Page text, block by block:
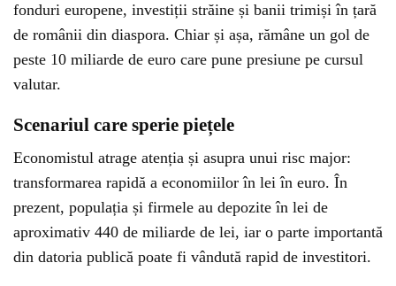
fonduri europene, investiții străine și banii trimiși în țară
de românii din diaspora. Chiar și așa, rămâne un gol de
peste 10 miliarde de euro care pune presiune pe cursul
valutar.
Scenariul care sperie piețele
Economistul atrage atenția și asupra unui risc major:
transformarea rapidă a economiilor în lei în euro. În
prezent, populația și firmele au depozite în lei de
aproximativ 440 de miliarde de lei, iar o parte importantă
din datoria publică poate fi vândută rapid de investitori.